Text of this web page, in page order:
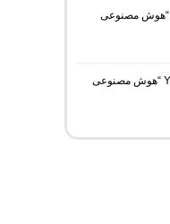
دانلود آهنگ Dawet a Kurda از Delal “هوش مصنوعی
دانلود آهنگ Yavaş Yavaş Derin Derin “هوش مصنوعی